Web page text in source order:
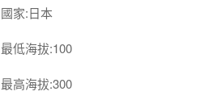
國家:日本
最低海拔:100
最高海拔:300